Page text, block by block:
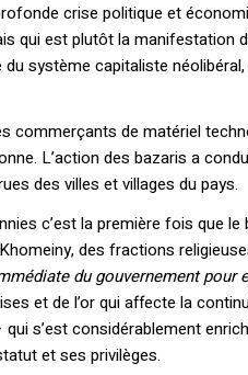
crise politique et
qui est plutôt la
système capitaliste
commerçants de matériel
L’action des bazaris a
des villes et villages du pays.
c’est la première fois que
des fractions
du gouvernement pour
et de l’or qui affecte la
s’est considérablement
et ses privilèges.